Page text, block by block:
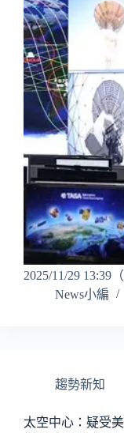
2025/11/29 13:39
News小編
趨勢新知
太空中心：疑受